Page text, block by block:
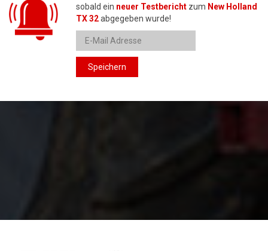
sobald ein neuer Testbericht zum New Holland
TX 32abgegeben wurde!
Speichern